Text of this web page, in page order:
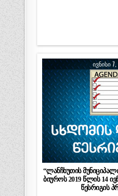
ᲘᲕᲜᲘᲡᲘ 7,
“ლანჩხუთის
ბიუროს 2019 წლის 14
წესრიგის